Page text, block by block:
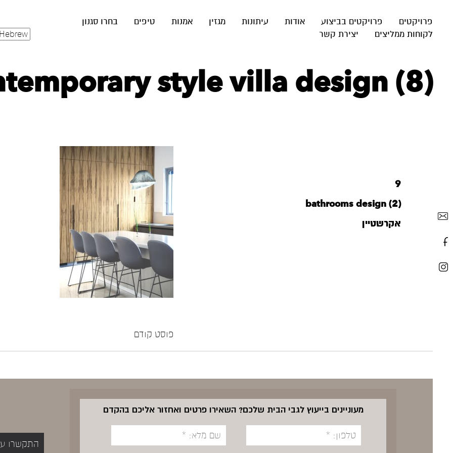
פרויקטים פרויקטים בביצוע אודות עיתונות מגזין אמנות טיפים
בחרו סגנון
לקוחות ממליצים
יצירת קשר
style villa design (8)
9
bathrooms design (2)
אקרשטיין
פוסט קודם
מעוניינים בייעוץ לגבי הבית שלכם? השאירו פרטים ואחזור אליכם בהקדם
התקשרו עכשיו